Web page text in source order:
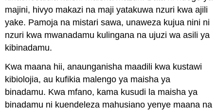
majini, hivyo makazi na maji yatakuwa nzuri kwa ajili
yake. Pamoja na mistari sawa, unaweza kujua nini ni
nzuri kwa mwanadamu kulingana na ujuzi wa asili ya
kibinadamu.
Kwa maana hii, anaunganisha maadili kwa kustawi
kibiolojia, au kufikia malengo ya maisha ya
binadamu. Kwa mfano, kama kusudi la maisha ya
binadamu ni kuendeleza mahusiano yenye maana na